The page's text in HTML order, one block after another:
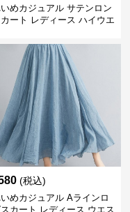
めカジュアル サテンロン
ート レディース ハイウエ
ト オールシーズン
(税込)
めカジュアル Aラインロ
カート レディース ウエス